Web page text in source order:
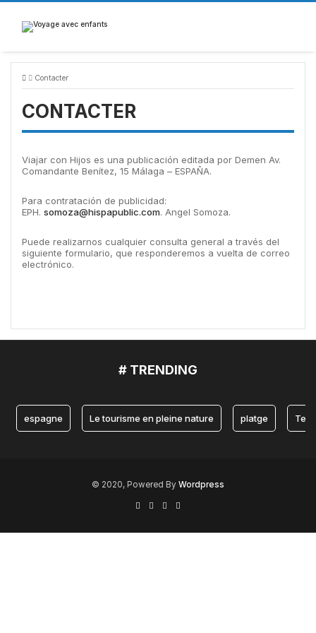
Skip
content
Contacter
CONTACTER
Viajar con Hijos es una publicación editada por Demen Av.
Comandante Benítez, 15 Málaga – ESPAÑA.
Para contratación de publicidad:
EPH. somoza@hispapublic.com. Angel Somoza.
Puede realizarnos cualquier consulta general a través del
siguiente formulario, que responderemos a vuelta de correo
electrónico.
# TRENDING
espagne Le tourisme en pleine nature platge
© 2020, Powered By Wordpress